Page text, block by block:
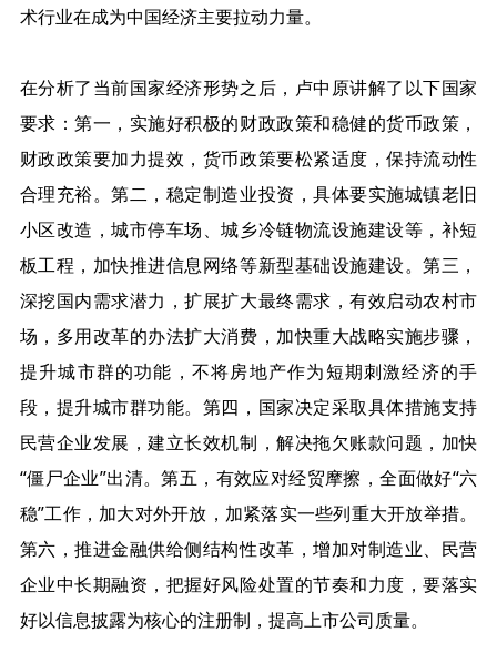
术行业在成为中国经济主要拉动力量。
在分析了当前国家经济形势之后，卢中原讲解了以下国家
要求：第一，实施好积极的财政政策和稳健的货币政策，
财政政策要加力提效，货币政策要松紧适度，保持流动性
合理充裕。第二，稳定制造业投资，具体要实施城镇老旧
小区改造，城市停车场、城乡冷链物流设施建设等，补短
板工程，加快推进信息网络等新型基础设施建设。第三，
深挖国内需求潜力，扩展扩大最终需求，有效启动农村市
场，多用改革的办法扩大消费，加快重大战略实施步骤，
提升城市群的功能，不将房地产作为短期刺激经济的手
段，提升城市群功能。第四，国家决定采取具体措施支持
民营企业发展，建立长效机制，解决拖欠账款问题，加快
“僵尸企业”出清。第五，有效应对经贸摩擦，全面做好“六
稳”工作，加大对外开放，加紧落实一些列重大开放举措。
第六，推进金融供给侧结构性改革，增加对制造业、民营
企业中长期融资，把握好风险处置的节奏和力度，要落实
好以信息披露为核心的注册制，提高上市公司质量。